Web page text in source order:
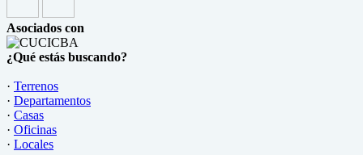
Asociados con
¿Qué estás buscando?
· Terrenos
· Departamentos
· Casas
· Oficinas
· Locales